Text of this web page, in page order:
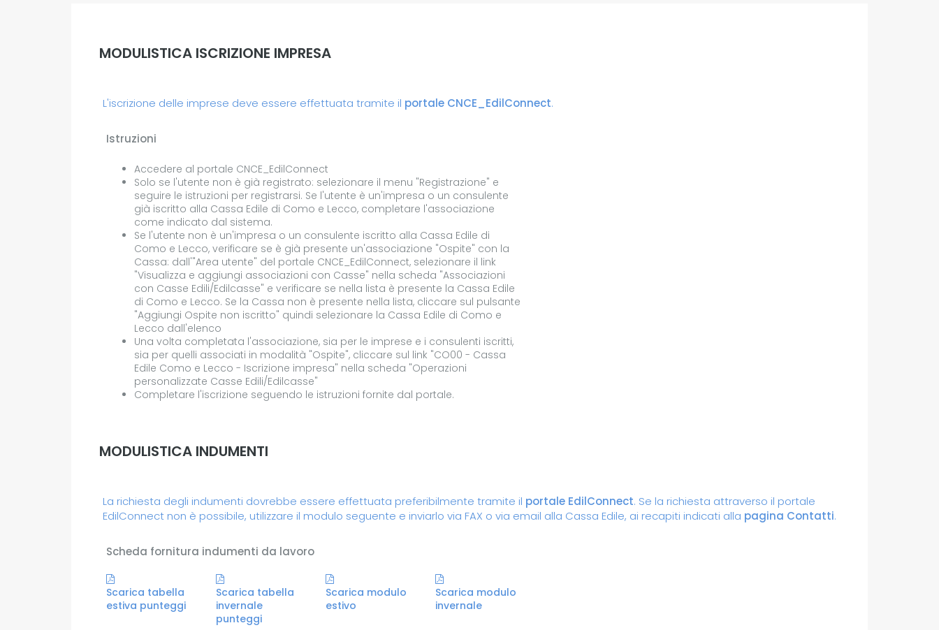
MODULISTICA ISCRIZIONE IMPRESA
L'iscrizione delle imprese deve essere effettuata tramite il portale CNCE_EdilConnect.
Istruzioni
Accedere al portale CNCE_EdilConnect
Solo se l'utente non è già registrato: selezionare il menu "Registrazione" e
seguire le istruzioni per registrarsi. Se l'utente è un'impresa o un consulente
già iscritto alla Cassa Edile di Como e Lecco, completare l'associazione
come indicato dal sistema.
Se l'utente non è un'impresa o un consulente iscritto alla Cassa Edile di
Como e Lecco, verificare se è già presente un'associazione "Ospite" con la
Cassa: dall'"Area utente" del portale CNCE_EdilConnect, selezionare il link
"Visualizza e aggiungi associazioni con Casse" nella scheda "Associazioni
con Casse Edili/Edilcasse" e verificare se nella lista è presente la Cassa Edile
di Como e Lecco. Se la Cassa non è presente nella lista, cliccare sul pulsante
"Aggiungi Ospite non iscritto" quindi selezionare la Cassa Edile di Como e
Lecco dall'elenco
Una volta completata l'associazione, sia per le imprese e i consulenti iscritti,
sia per quelli associati in modalità "Ospite", cliccare sul link "CO00 - Cassa
Edile Como e Lecco - Iscrizione impresa" nella scheda "Operazioni
personalizzate Casse Edili/Edilcasse"
Completare l'iscrizione seguendo le istruzioni fornite dal portale.
MODULISTICA INDUMENTI
La richiesta degli indumenti dovrebbe essere effettuata preferibilmente tramite il portale EdilConnect. Se la richiesta attraverso il portale
EdilConnect non è possibile, utilizzare il modulo seguente e inviarlo via FAX o via email alla Cassa Edile, ai recapiti indicati alla pagina Contatti.
Scheda fornitura indumenti da lavoro
Scarica tabella
estiva punteggi
Scarica tabella
invernale
punteggi
Scarica modulo
estivo
Scarica modulo
invernale